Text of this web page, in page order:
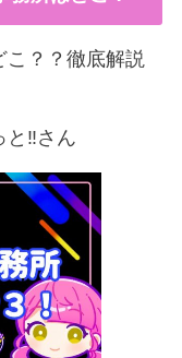
？？徹底解説
と‼︎さん